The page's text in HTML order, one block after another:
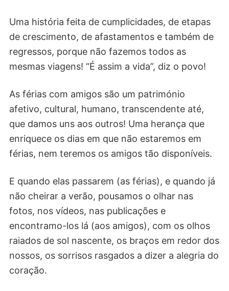
Uma história feita de cumplicidades, de etapas
de crescimento, de afastamentos e também de
regressos, porque não fazemos todos as
mesmas viagens! “É assim a vida”, diz o povo!
As férias com amigos são um património
afetivo, cultural, humano, transcendente até,
que damos uns aos outros! Uma herança que
enriquece os dias em que não estaremos em
férias, nem teremos os amigos tão disponíveis.
E quando elas passarem (as férias), e quando já
não cheirar a verão, pousamos o olhar nas
fotos, nos vídeos, nas publicações e
encontramo-los lá (aos amigos), com os olhos
raiados de sol nascente, os braços em redor dos
nossos, os sorrisos rasgados a dizer a alegria do
coração.